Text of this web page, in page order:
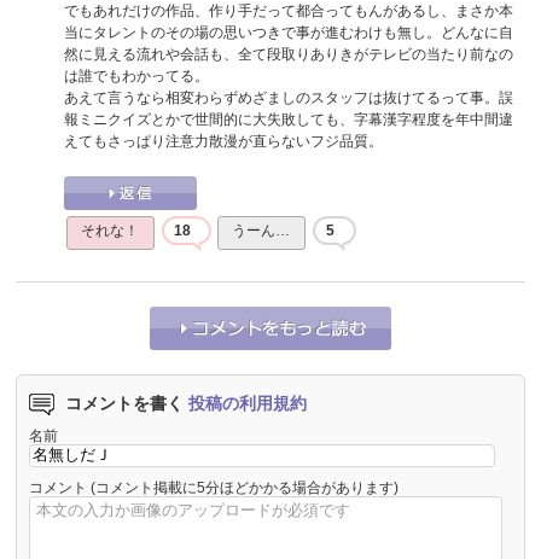
でもあれだけの作品、作り手だって都合ってもんがあるし、まさか本
当にタレントのその場の思いつきで事が進むわけも無し。どんなに自
然に見える流れや会話も、全て段取りありきがテレビの当たり前なの
は誰でもわかってる。
あえて言うなら相変わらずめざましのスタッフは抜けてるって事。誤
報ミニクイズとかで世間的に大失敗しても、字幕漢字程度を年中間違
えてもさっぱり注意力散漫が直らないフジ品質。
それな！ 18 うーん… 5
コメントを書く 投稿の利用規約
名前
コメント (コメント掲載に5分ほどかかる場合があります)